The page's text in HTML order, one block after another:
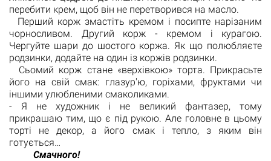
перебити крем, щоб він не перетворився на масло.
Перший корж змастіть кремом і посипте нарізаним
чорносливом. Другий корж - кремом і курагою.
Чергуйте шари до шостого коржа. Як що полюбляєте
родзинки, додайте на один із коржів родзинки.
Сьомий корж стане «верхівкою» торта. Прикрасьте
його на свій смак: глазур'ю, горіхами, фруктами чи
іншими улюбленими смаколиками.
- Я не художник і не великий фантазер, тому
прикрашаю тим, що є під рукою. Але головне в цьому
торті не декор, а його смак і тепло, з яким він
готується…
Смачного!